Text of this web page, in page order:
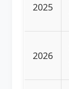
2025
2026